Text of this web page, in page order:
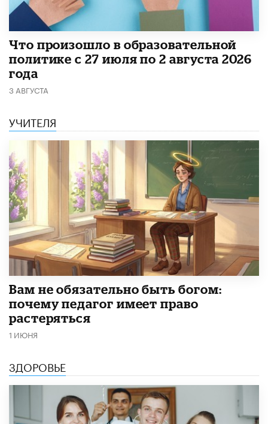
​Что произошло в образовательной
политике с 27 июля по 2 августа 2026
года
3 АВГУСТА
УЧИТЕЛЯ
​Вам не обязательно быть богом:
почему педагог имеет право
растеряться
1 ИЮНЯ
ЗДОРОВЬЕ